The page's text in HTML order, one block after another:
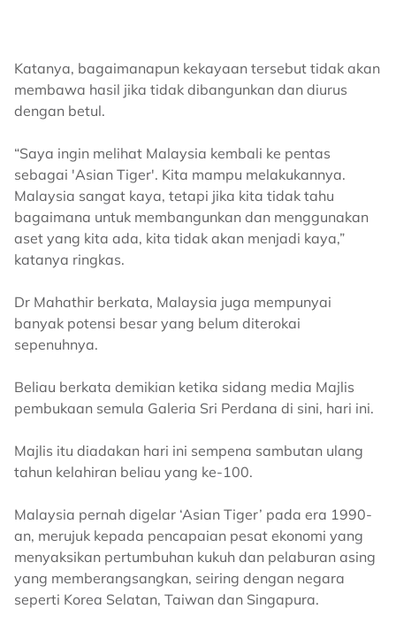
Katanya, bagaimanapun kekayaan tersebut tidak akan
membawa hasil jika tidak dibangunkan dan diurus
dengan betul.
“Saya ingin melihat Malaysia kembali ke pentas
sebagai 'Asian Tiger'. Kita mampu melakukannya.
Malaysia sangat kaya, tetapi jika kita tidak tahu
bagaimana untuk membangunkan dan menggunakan
aset yang kita ada, kita tidak akan menjadi kaya,”
katanya ringkas.
Dr Mahathir berkata, Malaysia juga mempunyai
banyak potensi besar yang belum diterokai
sepenuhnya.
Beliau berkata demikian ketika sidang media Majlis
pembukaan semula Galeria Sri Perdana di sini, hari ini.
Majlis itu diadakan hari ini sempena sambutan ulang
tahun kelahiran beliau yang ke-100.
Malaysia pernah digelar ‘Asian Tiger’ pada era 1990-
an, merujuk kepada pencapaian pesat ekonomi yang
menyaksikan pertumbuhan kukuh dan pelaburan asing
yang memberangsangkan, seiring dengan negara
seperti Korea Selatan, Taiwan dan Singapura.